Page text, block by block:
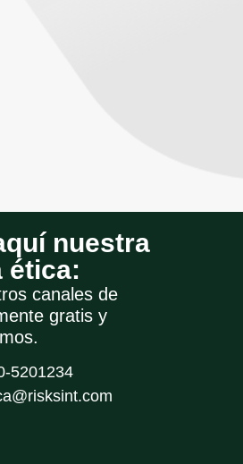
nuestra
ética:
canales de
gratis y
5201234